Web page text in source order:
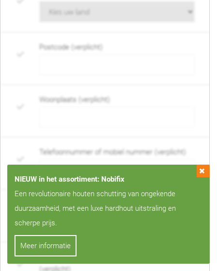
Postcode (verplicht)
Woonplaats (verplicht)
Telefoonnummer of mobiel nummer (verplicht)
E-mail adres (verplicht)
Wanneer mag de schutting geplaatst worden?
(verplicht)
NIEUW in het assortiment: Nobifix
Een revolutionaire houten schutting van ongekende
duurzaamheid, met een luxe hardhout uitstraling en
scherpe prijs.
Meer informatie